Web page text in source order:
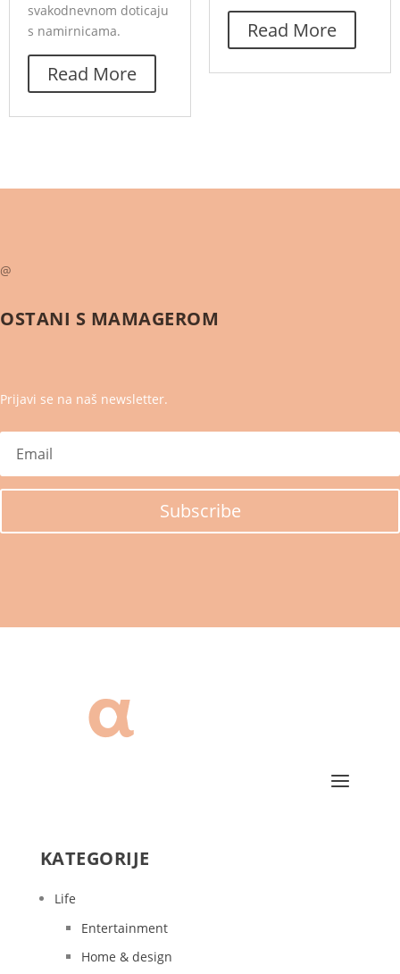
svakodnevnom doticaju
s namirnicama.
Read More
Read More
@
OSTANI S MAMAGEROM
Prijavi se na naš newsletter.
Subscribe
KATEGORIJE
Life
Entertainment
Home & design